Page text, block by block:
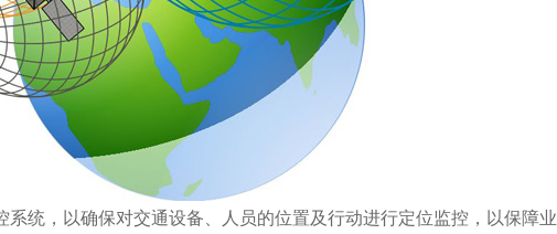
系统，以确保对交通设备、人员的位置及行动进行定位监控，以保障业